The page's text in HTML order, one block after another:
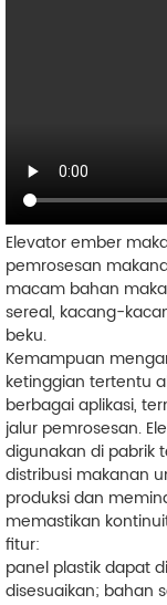
Elevator ember
pemrosesan
macam bahan
sereal, kacang-
beku.
Kemampuan
ketinggian tertentu
berbagai aplikasi,
jalur pemrosesan.
digunakan di pabrik
distribusi makanan
produksi dan
memastikan
fitur:
panel plastik dapat
disesuaikan; bahan